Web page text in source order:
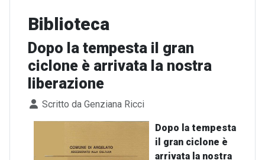
Biblioteca
Dopo la tempesta il gran
ciclone è arrivata la nostra
liberazione
Dettagli
Scritto da Genziana Ricci
Dopo la tempesta
il gran ciclone è
arrivata la nostra